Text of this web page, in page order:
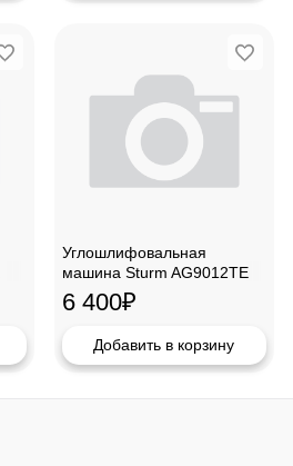
Углошлифовальная
машина Sturm AG9012TE
125мм, 1100Вт
6 400₽
Добавить в корзину